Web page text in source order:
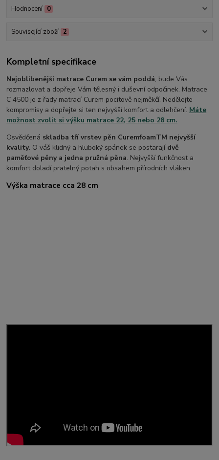
Hodnocení 0
Související zboží 2
Kompletní specifikace
Nejoblíbenější matrace Curem se vám poddá, bude Vás
rozmazlovat a dopřeje Vám tělesný i duševní odpočinek. Matrace
C 4500 je z řady matrací Curem pocitově nejměkčí. Nedělejte
kompromisy a dopřejte si ten nejvyšší komfort a odlehčení. Máte
možnost zvolit si výšku matrace 22, 25 nebo 28 cm.
Osvědčená skladba tří vrstev pěn CuremfoamTM nejvyšší
kvality. O váš klidný a hluboký spánek se postarají dvě
paměťové pěny a jedna pružná pěna. Nejvyšší funkčnost a
komfort doladí pratelný potah s obsahem přírodních vláken.
Výška matrace cca 28 cm